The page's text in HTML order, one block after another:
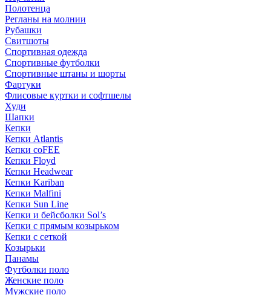
Полотенца
Регланы на молнии
Рубашки
Свитшоты
Спортивная одежда
Спортивные футболки
Спортивные штаны и шорты
Фартуки
Флисовые куртки и софтшелы
Худи
Шапки
Кепки
Кепки Atlantis
Кепки coFEE
Кепки Floyd
Кепки Headwear
Кепки Kariban
Кепки Malfini
Кепки Sun Line
Кепки и бейсболки Sol’s
Кепки с прямым козырьком
Кепки с сеткой
Козырьки
Панамы
Футболки поло
Женские поло
Мужские поло